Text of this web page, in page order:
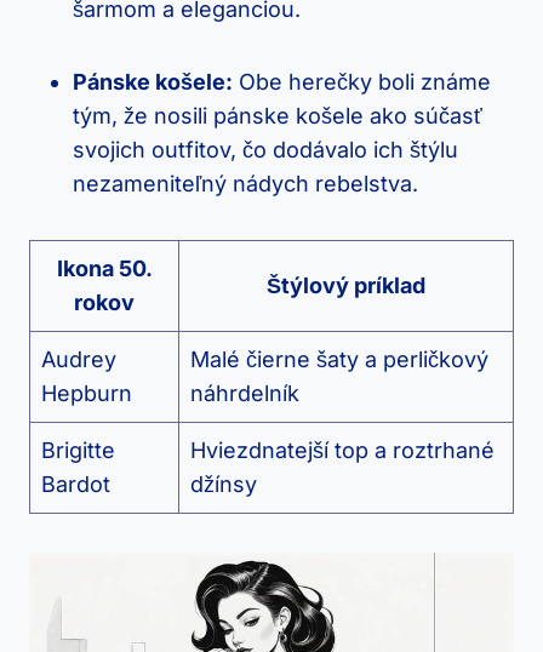
šarmom a eleganciou.
Pánske košele: Obe herečky boli známe
tým, že nosili pánske košele ako súčasť
svojich outfitov, čo dodávalo ich štýlu
nezameniteľný nádych rebelstva.
Ikona 50.
rokov
Štýlový príklad
Audrey
Hepburn
Malé čierne šaty a perličkový
náhrdelník
Brigitte
Bardot
Hviezdnatejší top a roztrhané
džínsy